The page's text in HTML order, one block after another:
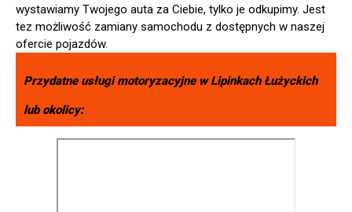
wystawiamy Twojego auta za Ciebie, tylko je odkupimy. Jest
tez możliwość zamiany samochodu z dostępnych w naszej
ofercie pojazdów.
Przydatne usługi motoryzacyjne wLipinkach Łużyckich
lub okolicy: